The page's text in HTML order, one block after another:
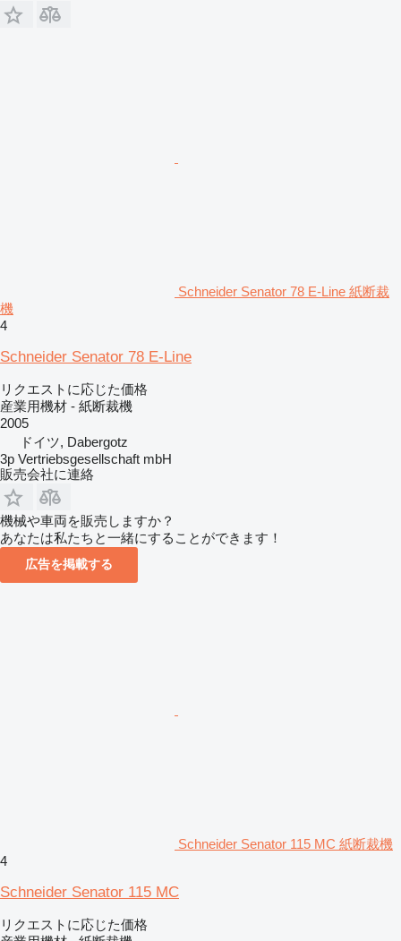
Schneider Senator 78 E-Line 紙断裁
機
4
Schneider Senator 78 E-Line
リクエストに応じた価格
産業用機材 - 紙断裁機
2005
ドイツ, Dabergotz
3p Vertriebsgesellschaft mbH
販売会社に連絡
機械や車両を販売しますか？
あなたは私たちと一緒にすることができます！
広告を掲載する
Schneider Senator 115 MC 紙断裁機
4
Schneider Senator 115 MC
リクエストに応じた価格